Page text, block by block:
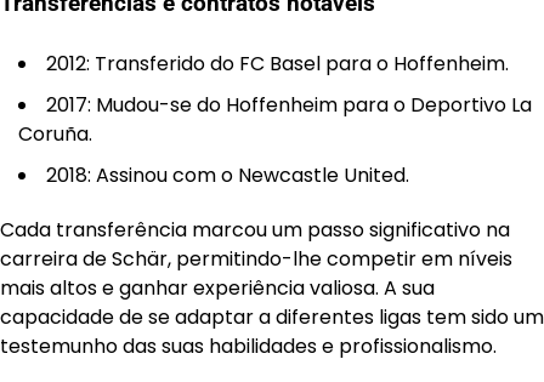
2012: Transferido do FC Basel para o Hoffenheim.
2017: Mudou-se do Hoffenheim para o Deportivo La
Coruña.
2018: Assinou com o Newcastle United.
Cada transferência marcou um passo significativo na
carreira de Schär, permitindo-lhe competir em níveis
mais altos e ganhar experiência valiosa. A sua
capacidade de se adaptar a diferentes ligas tem sido um
testemunho das suas habilidades e profissionalismo.